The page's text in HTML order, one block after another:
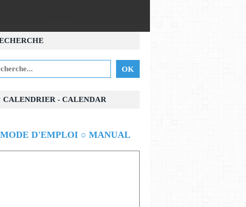
CALENDRIER - CALENDAR
MODE D'EMPLOI ○ MANUAL